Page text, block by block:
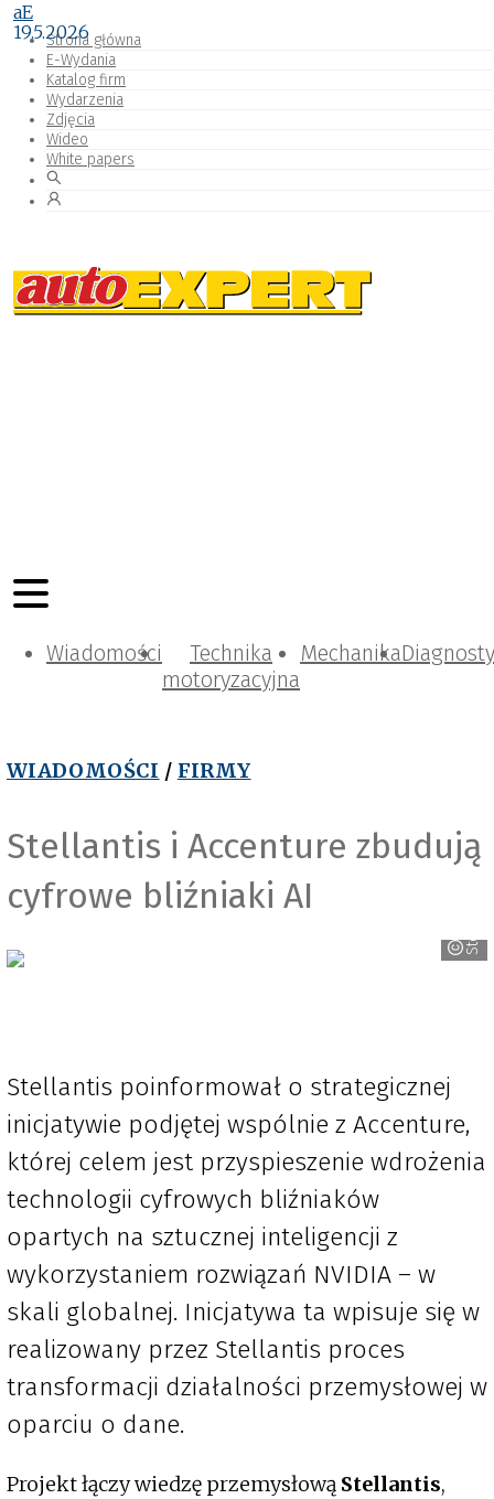
Strona główna
E-Wydania
Katalog firm
Wydarzenia
Zdjęcia
Wideo
White papers
Wiadomości
Technika
motoryzacyjna
Mechanika
WIADOMOŚCI / FIRMY
Stellantis i Accenture zbudują
cyfrowe bliźniaki AI
Stellantis
aE
19.5.2026
Stellantis poinformował o strategicznej
inicjatywie podjętej wspólnie z Accenture,
której celem jest przyspieszenie wdrożenia
technologii cyfrowych bliźniaków
opartych na sztucznej inteligencji z
wykorzystaniem rozwiązań NVIDIA – w
skali globalnej. Inicjatywa ta wpisuje się w
realizowany przez Stellantis proces
transformacji działalności przemysłowej w
oparciu o dane.
Projekt łączy wiedzę przemysłową Stellantis,